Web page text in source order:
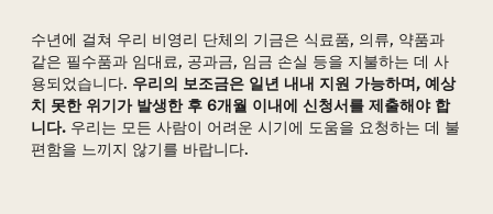
수년에 걸쳐 우리 비영리 단체의 기금은 식료품, 의류, 약품과
같은 필수품과 임대료, 공과금, 임금 손실 등을 지불하는 데 사
용되었습니다. 우리의 보조금은 일년 내내 지원 가능하며, 예상
치 못한 위기가 발생한 후 6개월 이내에 신청서를 제출해야 합
니다. 우리는 모든 사람이 어려운 시기에 도움을 요청하는 데 불
편함을 느끼지 않기를 바랍니다.